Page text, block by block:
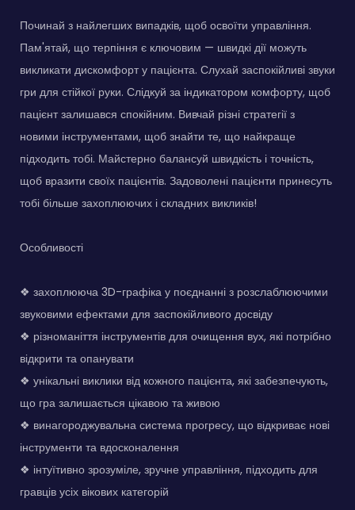
Починай з найлегших випадків, щоб освоїти управління.
Пам'ятай, що терпіння є ключовим — швидкі дії можуть
викликати дискомфорт у пацієнта. Слухай заспокійливі звуки
гри для стійкої руки. Слідкуй за індикатором комфорту, щоб
пацієнт залишався спокійним. Вивчай різні стратегії з
новими інструментами, щоб знайти те, що найкраще
підходить тобі. Майстерно балансуй швидкість і точність,
щоб вразити своїх пацієнтів. Задоволені пацієнти принесуть
тобі більше захоплюючих і складних викликів!
Особливості
❖ захоплююча 3D-графіка у поєднанні з розслаблюючими
звуковими ефектами для заспокійливого досвіду
❖ різноманіття інструментів для очищення вух, які потрібно
відкрити та опанувати
❖ унікальні виклики від кожного пацієнта, які забезпечують,
що гра залишається цікавою та живою
❖ винагороджувальна система прогресу, що відкриває нові
інструменти та вдосконалення
❖ інтуїтивно зрозуміле, зручне управління, підходить для
гравців усіх вікових категорій